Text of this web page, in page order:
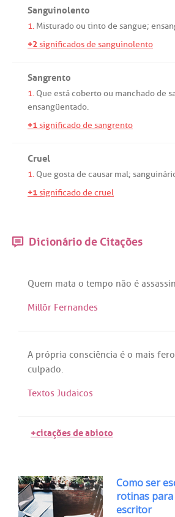
Sanguinolento
1. Misturadoou tintode sangue;
+2significados de sanguinolento
Sangrento
1. Que estácobertoou manchadode
ensangüentado.
+1significado de sangrento
Cruel
1. Que gostade causar mal;
+1significado de cruel
Dicionário de Citações
Quem mata o tempo não é
Millôr Fernandes
A própria consciência é o mais
culpado.
Textos Judaicos
+citações de abioto
Como ser
rotinas
escritor